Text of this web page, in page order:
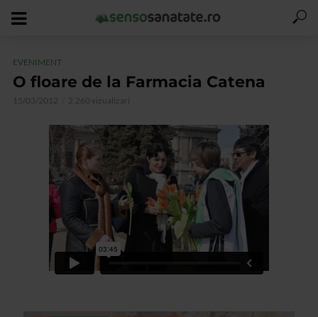
EVENIMENT
O floare de la Farmacia Catena
15/03/2012 2.260 vizualizari